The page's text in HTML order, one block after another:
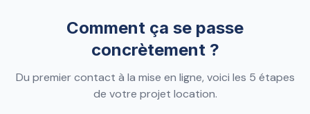
Comment ça se passe
concrètement ?
Du premier contact à la mise en ligne, voici les 5 étapes
de votre projet location.